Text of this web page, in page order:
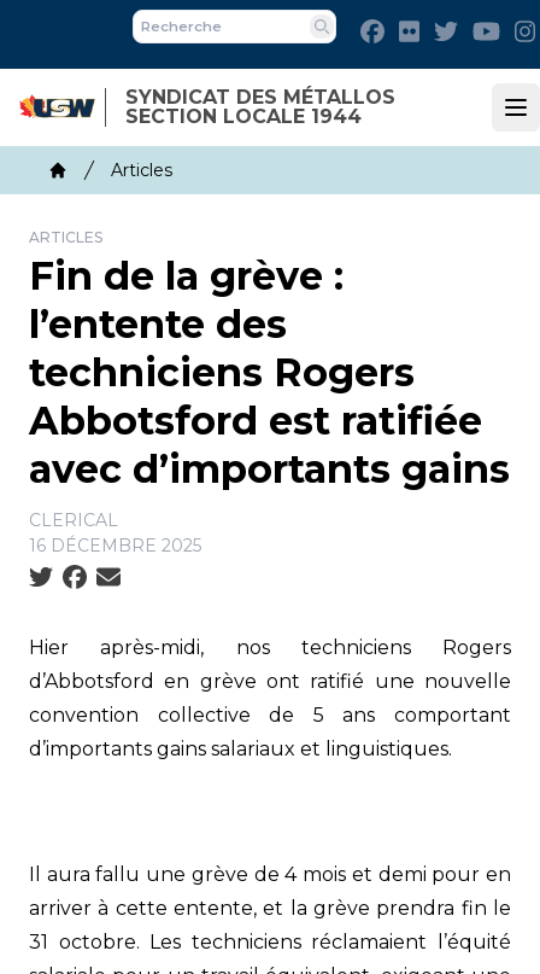
main
content
SYNDICAT DES MÉTALLOS
SECTION LOCALE 1944
Recherche
Facebook
Flickr Twitter
Breadcrumb
Home
Articles
ARTICLES
Fin de la grève :
l’entente des
techniciens Rogers
Abbotsford est ratifiée
avec d’importants gains
CLERICAL
16 DÉCEMBRE 2025
Social share icons
Hier après-midi, nos techniciens Rogers
d’Abbotsford en grève ont ratifié une nouvelle
convention collective de 5 ans comportant
d’importants gains salariaux et linguistiques.
Il aura fallu une grève de 4 mois et demi pour en
arriver à cette entente, et la grève prendra fin le
31 octobre. Les techniciens réclamaient l’équité